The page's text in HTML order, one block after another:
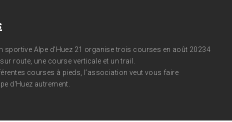
sportive Alpe d’Huez 21 organise trois courses en août 20234
route, une course verticale et un trail.
courses à pieds, l’association veut vous faire
d‘Huez autrement.